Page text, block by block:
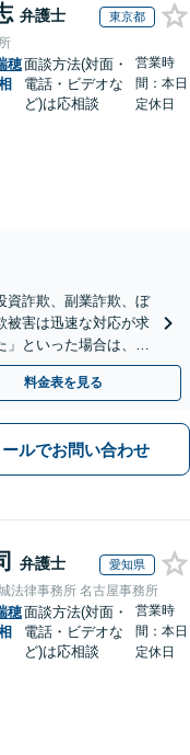
弁護士 東京都
穂面談方法(対面・
電話・ビデオな
ど)は応相談
営業時
間：本日
定休日
資詐欺、副業詐欺、ぼ
被害は迅速な対応が求
」といった場合は、お
相談可】
料金表を見る
ールでお問い合わせ
弁護士 愛知県
法律事務所 名古屋事務所
穂面談方法(対面・
電話・ビデオな
ど)は応相談
営業時
間：本日
定休日